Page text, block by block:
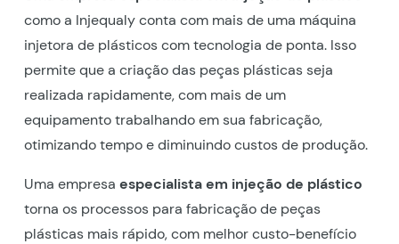
como a Injequaly conta com mais de uma máquina
injetora de plásticos com tecnologia de ponta. Isso
permite que a criação das peças plásticas seja
realizada rapidamente, com mais de um
equipamento trabalhando em sua fabricação,
otimizando tempo e diminuindo custos de produção.
Uma empresa especialista em injeção de plástico
torna os processos para fabricação de peças
plásticas mais rápido, com melhor custo-benefício